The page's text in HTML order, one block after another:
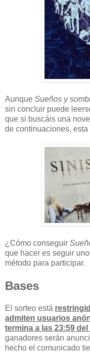
Aunque Sueños y
sin concluir puede
que si buscáis una
de continuaciones,
¿Cómo conseguir
que hacer es seguir
método para participar.
Bases
El sorteo está
admiten usuarios
termina a las 23:59
ganadores serán
hecho el comunicado